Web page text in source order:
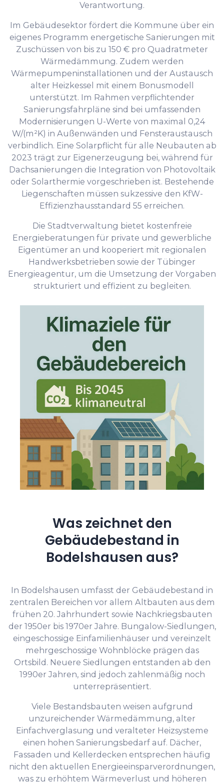
Verantwortung.
Im Gebäudesektor fördert die Kommune über ein
eigenes Programm energetische Sanierungen mit
Zuschüssen von bis zu 150 € pro Quadratmeter
Wärmedämmung. Zudem werden
Wärmepumpeninstallationen und der Austausch
alter Heizkessel mit einem Bonusmodell
unterstützt. Im Rahmen verpflichtender
Sanierungsfahrpläne sind bei umfassenden
Modernisierungen U-Werte von maximal 0,24
W/(m²K) in Außenwänden und Fensteraustausch
verbindlich. Eine Solarpflicht für alle Neubauten ab
2023 trägt zur Eigenerzeugung bei, während für
Dachsanierungen die Integration von Photovoltaik
oder Solarthermie vorgeschrieben ist. Bestehende
Liegenschaften müssen sukzessive den KfW-
Effizienzhausstandard 55 erreichen.
Die Stadtverwaltung bietet kostenfreie
Energieberatungen für private und gewerbliche
Eigentümer an und kooperiert mit regionalen
Handwerksbetrieben sowie der Tübinger
Energieagentur, um die Umsetzung der Vorgaben
strukturiert und effizient zu begleiten.
Was zeichnet den
Gebäudebestand in
Bodelshausen aus?
In Bodelshausen umfasst der Gebäudebestand in
zentralen Bereichen vor allem Altbauten aus dem
frühen 20. Jahrhundert sowie Nachkriegsbauten
der 1950er bis 1970er Jahre. Bungalow-Siedlungen,
eingeschossige Einfamilienhäuser und vereinzelt
mehrgeschossige Wohnblöcke prägen das
Ortsbild. Neuere Siedlungen entstanden ab den
1990er Jahren, sind jedoch zahlenmäßig noch
unterrepräsentiert.
Viele Bestandsbauten weisen aufgrund
unzureichender Wärmedämmung, alter
Einfachverglasung und veralteter Heizsysteme
einen hohen Sanierungsbedarf auf. Dächer,
Fassaden und Kellerdecken entsprechen häufig
nicht den aktuellen Energieeinsparverordnungen,
was zu erhöhtem Wärmeverlust und höheren